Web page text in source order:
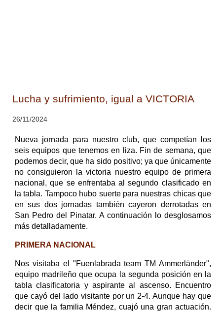
Lucha y sufrimiento, igual a VICTORIA
26/11/2024
Nueva jornada para nuestro club, que competían los
seis equipos que tenemos en liza. Fin de semana, que
podemos decir, que ha sido positivo; ya que únicamente
no consiguieron la victoria nuestro equipo de primera
nacional, que se enfrentaba al segundo clasificado en
la tabla. Tampoco hubo suerte para nuestras chicas que
en sus dos jornadas también cayeron derrotadas en
San Pedro del Pinatar. A continuación lo desglosamos
más detalladamente.
PRIMERA NACIONAL
Nos visitaba el "Fuenlabrada team TM Ammerländer",
equipo madrileño que ocupa la segunda posición en la
tabla clasificatoria y aspirante al ascenso. Encuentro
que cayó del lado visitante por un 2-4. Aunque hay que
decir que la familia Méndez, cuajó una gran actuación.